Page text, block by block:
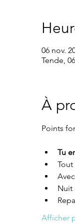
06 nov.
Tende,
À
Tu
Tout
Nuit
Afficher